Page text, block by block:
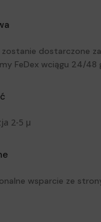
zostanie dostarczone za
FeDex wciągu 24/48
2-5 μ
wsparcie ze